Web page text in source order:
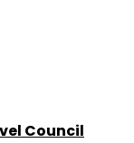
Council